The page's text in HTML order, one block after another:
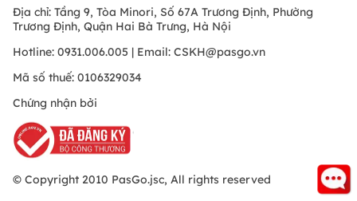
Địa chỉ: Tầng 9, Tòa Minori, Số 67A Trương Định, Phường
Trương Định, Quận Hai Bà Trưng, Hà Nội
Hotline: 0931.006.005 | Email: CSKH@pasgo.vn
Mã số thuế: 0106329034
Chứng nhận bởi
© Copyright 2010 PasGo.jsc, All rights reserved